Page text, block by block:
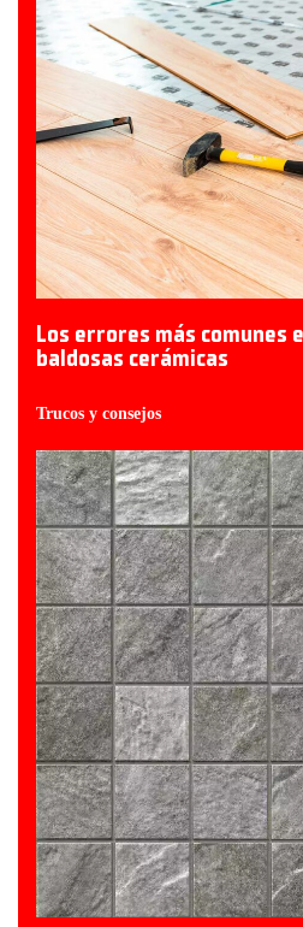
Los errores más comunes
baldosas cerámicas
Trucos y consejos